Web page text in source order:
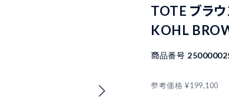
TOTE ブラ
KOHL
商品番号
参考価格 ¥199,100